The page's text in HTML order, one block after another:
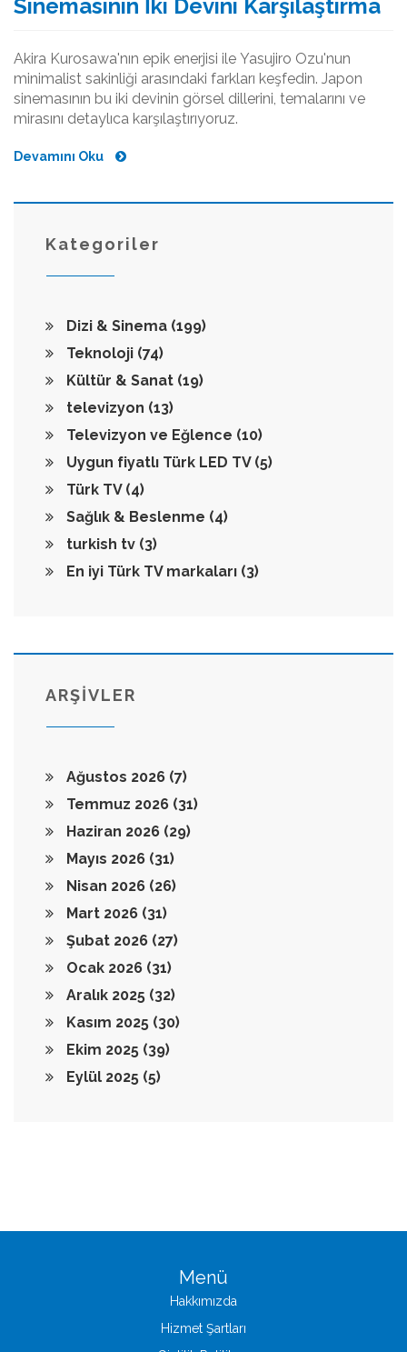
Sinemasının İki Devini Karşılaştırma
Akira Kurosawa'nın epik enerjisi ile Yasujiro Ozu'nun
minimalist sakinliği arasındaki farkları keşfedin. Japon
sinemasının bu iki devinin görsel dillerini, temalarını ve
mirasını detaylıca karşılaştırıyoruz.
Devamını Oku
Kategoriler
Dizi & Sinema (199)
Teknoloji (74)
Kültür & Sanat (19)
televizyon (13)
Televizyon ve Eğlence (10)
Uygun fiyatlı Türk LED TV (5)
Türk TV (4)
Sağlık & Beslenme (4)
turkish tv (3)
En iyi Türk TV markaları (3)
ARŞİVLER
Ağustos 2026 (7)
Temmuz 2026 (31)
Haziran 2026 (29)
Mayıs 2026 (31)
Nisan 2026 (26)
Mart 2026 (31)
Şubat 2026 (27)
Ocak 2026 (31)
Aralık 2025 (32)
Kasım 2025 (30)
Ekim 2025 (39)
Eylül 2025 (5)
Menü
Hakkımızda
Hizmet Şartları